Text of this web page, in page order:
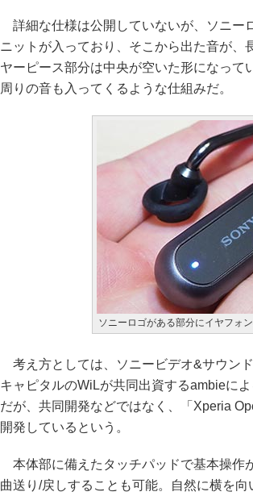
詳細な仕様は公開していないが、ソニー
ニットが入っており、そこから出た音が、
ヤーピース部分は中央が空いた形になって
周りの音も入ってくるような仕組みだ。
ソニーロゴがある部分にイヤフォ
考え方としては、ソニービデオ&サウン
キャピタルのWiLが共同出資するambieに
だが、共同開発などではなく、「Xperia
開発しているという。
本体部に備えたタッチパッドで基本操作
曲送り/戻しすることも可能。自然に横を